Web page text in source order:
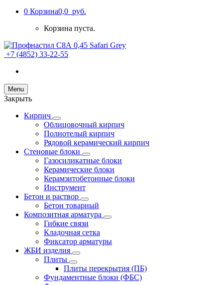
0 Корзина0,0 руб.
Корзина пуста.
+7 (4852) 33-22-55
Menu
Закрыть
Кирпич
Облицовочный кирпич
Полнотелый кирпич
Рядовой керамический кирпич
Стеновые блоки
Газосиликатные блоки
Керамические блоки
Керамзитобетонные блоки
Инструмент
Бетон и раствор
Бетон товарный
Композитная арматура
Гибкие связи
Кладочная сетка
Фиксатор арматуры
ЖБИ изделия
Плиты
Плиты перекрытия (ПБ)
Фундаментные блоки (ФБС)